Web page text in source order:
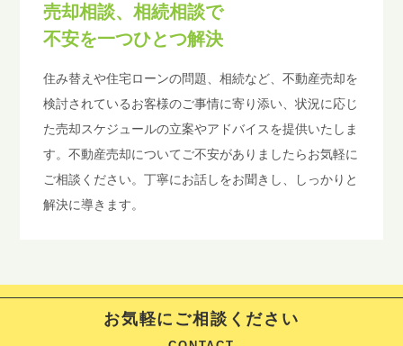
売却相談、相続相談で
不安を一つひとつ解決
住み替えや住宅ローンの問題、相続など、不動産売却を
検討されているお客様のご事情に寄り添い、状況に応じ
た売却スケジュールの立案やアドバイスを提供いたしま
す。不動産売却についてご不安がありましたらお気軽に
ご相談ください。丁寧にお話しをお聞きし、しっかりと
解決に導きます。
お気軽にご相談ください